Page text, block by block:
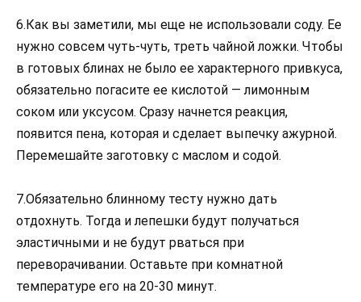
6.Как вы заметили, мы еще не использовали соду. Ее
нужно совсем чуть-чуть, треть чайной ложки. Чтобы
в готовых блинах не было ее характерного привкуса,
обязательно погасите ее кислотой — лимонным
соком или уксусом. Сразу начнется реакция,
появится пена, которая и сделает выпечку ажурной.
Перемешайте заготовку с маслом и содой.
7.Обязательно блинному тесту нужно дать
отдохнуть. Тогда и лепешки будут получаться
эластичными и не будут рваться при
переворачивании. Оставьте при комнатной
температуре его на 20-30 минут.